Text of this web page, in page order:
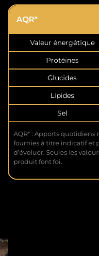
AQR*
Valeur énergétique
Protéines
Glucides
Lipides
Sel
AQR* : Apports
fournies à titre indicatif et
d’évoluer. Seules les
produit font foi.